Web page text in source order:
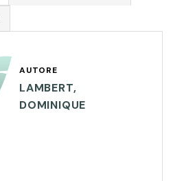
AUTORE
LAMBERT,
DOMINIQUE